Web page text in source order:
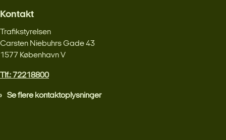
Kontakt
Trafikstyrelsen
Carsten Niebuhrs Gade 43
1577 København V
Tlf.: 72218800
Se flere kontaktoplysninger